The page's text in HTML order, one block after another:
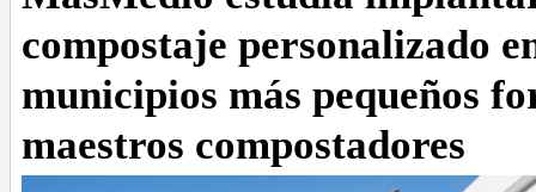
compostaje personalizado
municipios más pequeños
maestros compostadores